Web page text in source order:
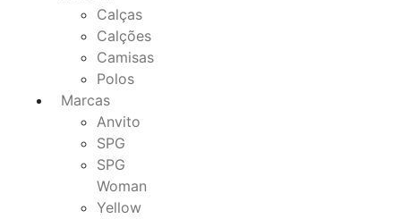
Calças
Calções
Camisas
Polos
Marcas
Anvito
SPG
SPG
Woman
Yellow